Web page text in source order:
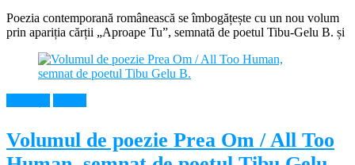
Poezia contemporană românească se îmbogățește cu un nou volum
prin apariția cărții „Aproape Tu”, semnată de poetul Tibu-Gelu B. și
Volumul de poezie Prea Om / All Too